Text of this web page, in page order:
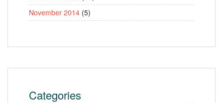
November 2014 (5)
Categories